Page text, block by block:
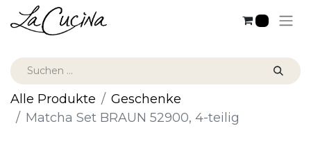
Alle Produkte
Geschenke
Matcha Set BRAUN 52900, 4-teilig